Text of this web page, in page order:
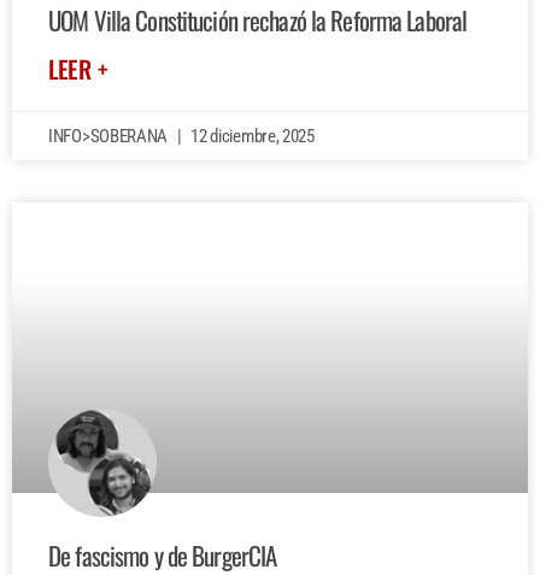
UOM Villa Constitución rechazó la Reforma Laboral
LEER +
INFO>SOBERANA 12 diciembre, 2025
De fascismo y de BurgerCIA